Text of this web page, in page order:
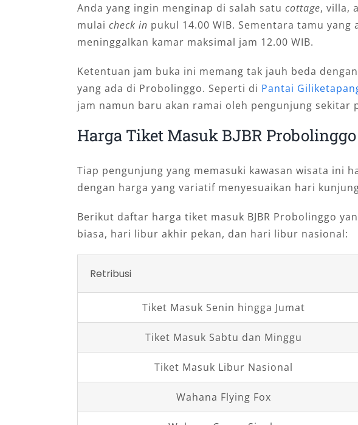
Anda yang ingin menginap di salah satu cottage, villa,
mulai check in pukul 14.00 WIB. Sementara tamu yang
meninggalkan kamar maksimal jam 12.00 WIB.
Ketentuan jam buka ini memang tak jauh beda
yang ada di Probolinggo. Seperti di Pantai
jam namun baru akan ramai oleh pengunjung sekitar
Harga Tiket Masuk BJBR Probolinggo
Tiap pengunjung yang memasuki kawasan wisata ini
dengan harga yang variatif menyesuaikan hari
Berikut daftar harga tiket masuk BJBR Probolinggo
biasa, hari libur akhir pekan, dan hari libur nasional:
Retribusi
Tiket Masuk Senin hingga Jumat
Tiket Masuk Sabtu dan Minggu
Tiket Masuk Libur Nasional
Wahana Flying Fox